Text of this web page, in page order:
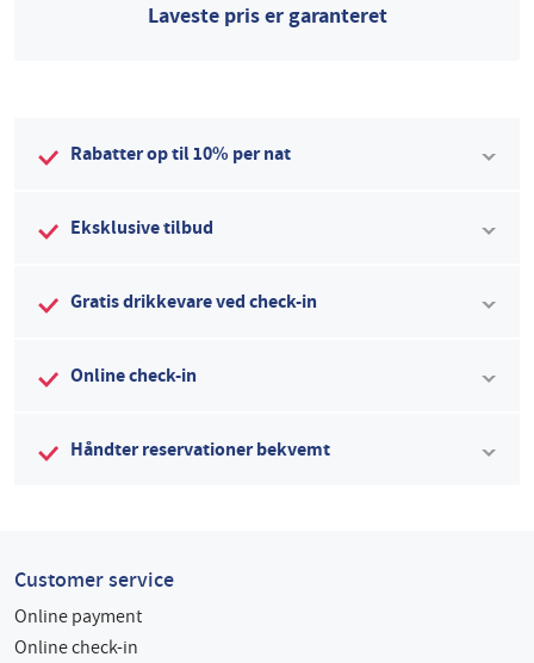
Laveste pris er garanteret
Rabatter op til 10% per nat
Eksklusive tilbud
Gratis drikkevare ved check-in
Online check-in
Håndter reservationer bekvemt
Customer service
Online payment
Online check-in